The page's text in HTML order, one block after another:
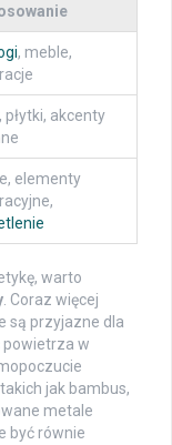
, meble,
płytki, akcenty
elementy
warto
. Coraz więcej
są przyjazne dla
powietrza w
jak bambus,
metale
być równie